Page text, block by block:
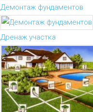
Демонтаж фундаментов
Дренаж участка